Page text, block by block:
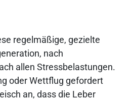
regelmäßige, gezielte
nach
allen Stressbelastungen.
oder Wettflug gefordert
an, dass die Leber